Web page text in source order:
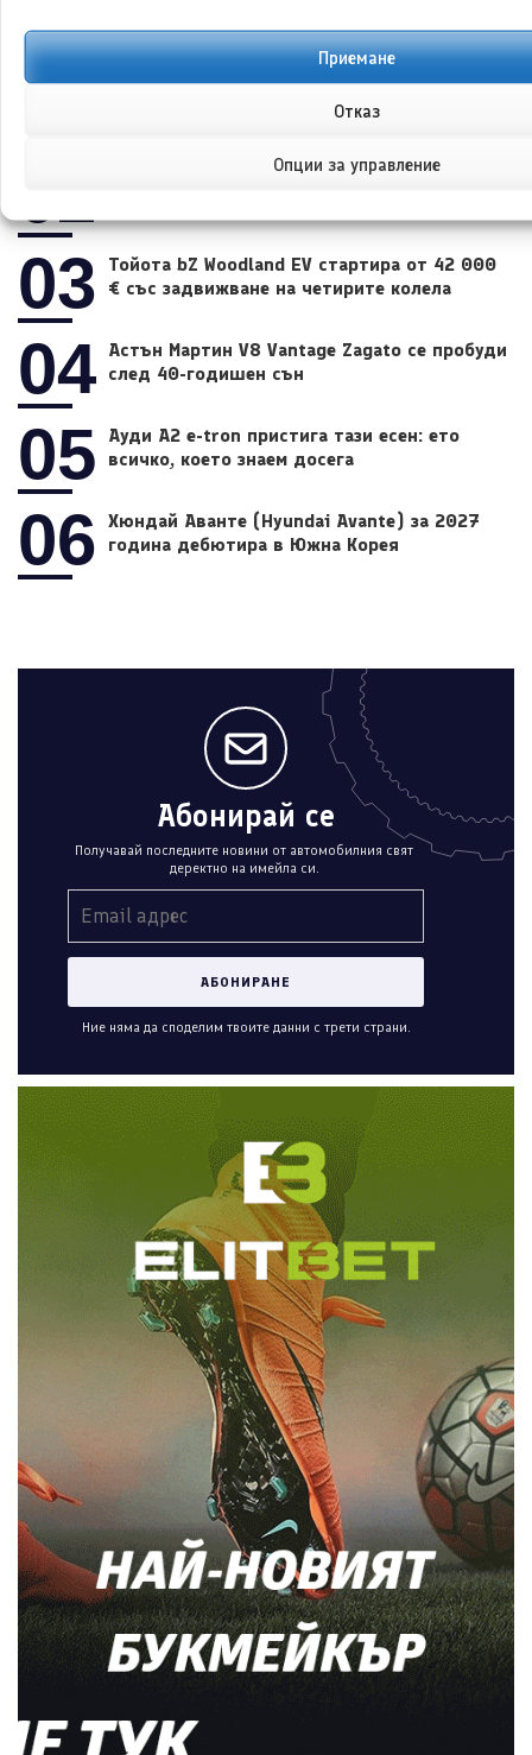
Приемане
Отказ
Опции за управление
НАЙ-ЧЕТЕНИ
01
да е еталон за реален разход на гориво
02
Тойота bZ пристига с до 505 километра
03
Тойота bZ Woodland EV стартира от 42 000
€ със задвижване на четирите колела
04 Астън Мартин V8 Vantage Zagato се пробуди
след 40-годишен сън
05
Ауди A2 e-tron пристига тази есен: ето
всичко, което знаем досега
06
Хюндай Аванте (Hyundai Avante) за 2027
година дебютира в Южна Корея
Абонирай се
Получавай последните новини от автомобилния свят
деректно на имейла си.
Ние няма да споделим твоите данни с трети страни.